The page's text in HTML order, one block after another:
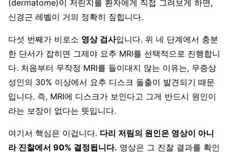
(dermatome)이 저린지를 환자에게 직접 그려보게 하면,
신경근 레벨이 거의 정확히 짚힙니다.
다섯 번째가 비로소 영상 검사입니다. 위 네 단계에서 충분
한 단서가 잡히면 그제야 요추 MRI를 선택적으로 진행합니
다. 처음부터 무작정 MRI를 들이대지 않는 이유는, 무증상
성인의 30% 이상에서 요추 디스크 돌출이 발견되기 때문
입니다. 즉, MRI에 디스크가 보인다고 그게 반드시 원인이
라는 보장이 없다는 뜻입니다.
여기서 핵심은 이겁니다. 다리 저림의 원인은 영상이 아니
라 진찰에서 90% 결정됩니다. 영상은 그 진찰 결과를 확인